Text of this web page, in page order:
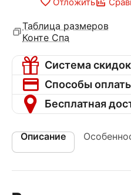
Таблица размеров
Конте Спа
Система скидок
Способы
Бесплатная
Описание